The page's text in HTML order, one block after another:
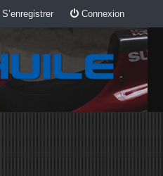
Connexion
S’enregistrer